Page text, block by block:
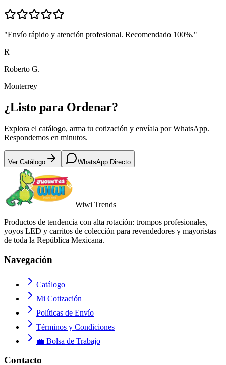
"Envío rápido y atención profesional. Recomendado 100%."
R
Roberto G.
Monterrey
¿Listo para Ordenar?
Explora el catálogo, arma tu cotización y envíala por WhatsApp.
Respondemos en minutos.
Ver Catálogo WhatsApp Directo
Wiwi Trends
Productos de tendencia con alta rotación: trompos profesionales,
yoyos LED y carritos de colección para revendedores y mayoristas
de toda la República Mexicana.
Navegación
Catálogo
Mi Cotización
Políticas de Envío
Términos y Condiciones
💼 Bolsa de Trabajo
Contacto